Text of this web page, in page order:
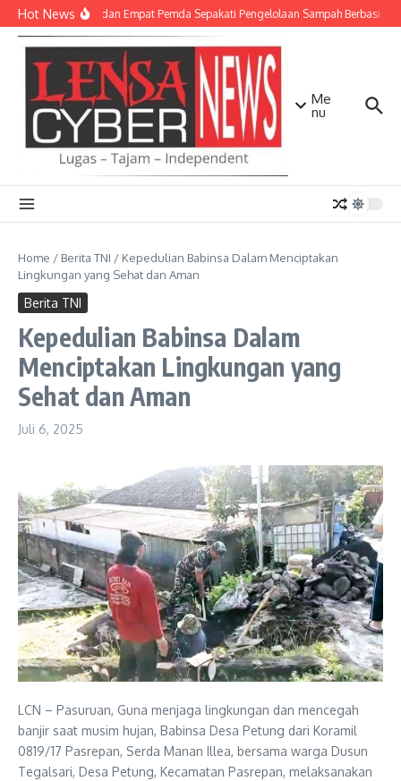
Lewati ke konten
Hot NewsTNI AD dan Empat Pemda Sepakati Pengelolaan Sampah Berbasis
Me
nu
Home / Berita TNI / Kepedulian Babinsa Dalam Menciptakan
Lingkungan yang Sehat dan Aman
Berita TNI
Kepedulian Babinsa Dalam
Menciptakan Lingkungan yang
Sehat dan Aman
Juli 6, 2025
LCN – Pasuruan, Guna menjaga lingkungan dan mencegah
banjir saat musim hujan, Babinsa Desa Petung dari Koramil
0819/17 Pasrepan, Serda Manan Illea, bersama warga Dusun
Tegalsari, Desa Petung, Kecamatan Pasrepan, melaksanakan